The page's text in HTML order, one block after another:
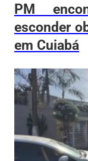
PM
esconder
em Cuiabá